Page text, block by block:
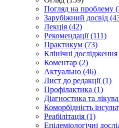
Погляд на проблему
Зарубіжний досвід
Лекція (42)
Рекомендації (111)
Практикум (73)
Клінічні
Коментар (2)
Актуально (46)
Лист до редакції (1)
Профілактика (1)
Діагностика та
Коморбідність
Реабілітація (1)
Епідеміологічні